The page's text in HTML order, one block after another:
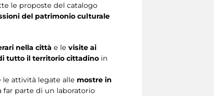
le proposte del catalogo
del patrimonio culturale
nella città e le visite ai
tutto il territorio cittadino in
le attività legate alle mostre in
far parte di un laboratorio